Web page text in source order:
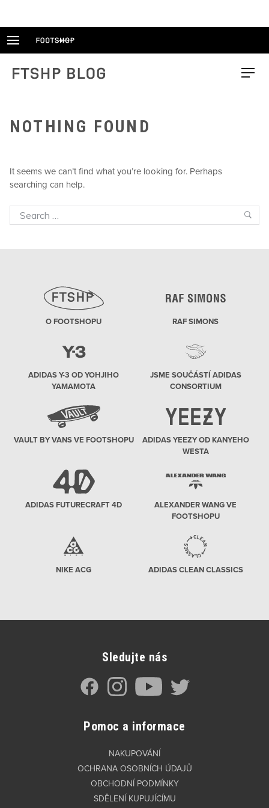
FTSHP blog Menu
NOTHING FOUND
It seems we can’t find what you’re looking for. Perhaps
searching can help.
Search
for:
O FOOTSHOPU RAF SIMONS
ADIDAS Y-3 OD YOHJIHO
YAMAMOTA
JSME SOUČÁSTÍ ADIDAS
CONSORTIUM
VAULT BY VANS VE FOOTSHOPU
ADIDAS YEEZY OD KANYEHO
WESTA
ADIDAS FUTURECRAFT 4D
ALEXANDER WANG VE
FOOTSHOPU
NIKE ACG ADIDAS CLEAN CLASSICS
Sledujte nás
Pomoc a informace
NAKUPOVÁNÍ
OCHRANA OSOBNÍCH ÚDAJŮ
OBCHODNÍ PODMÍNKY
SDĚLENÍ KUPUJÍCÍMU